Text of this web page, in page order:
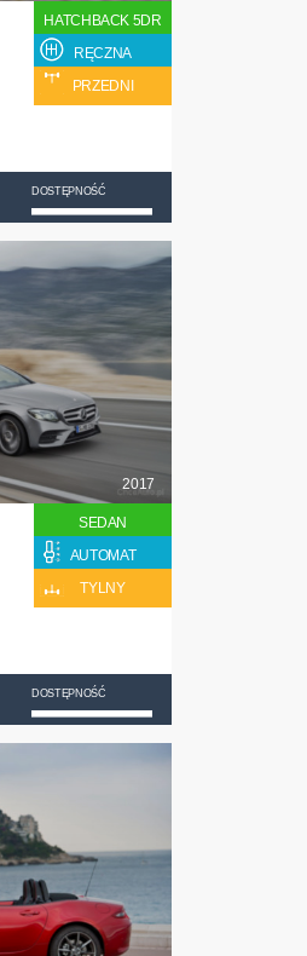
HATCHBACK 5DR
RĘCZNA
PRZEDNI
DOSTĘPNOŚĆ
2017
SEDAN
AUTOMAT
TYLNY
DOSTĘPNOŚĆ